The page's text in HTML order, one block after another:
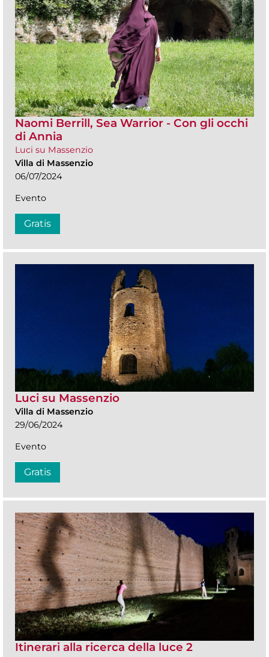
Naomi Berrill, Sea Warrior - Con gli occhi
di Annia
Luci su Massenzio
Villa di Massenzio
06/07/2024
Evento
Gratis
Luci su Massenzio
Villa di Massenzio
29/06/2024
Evento
Gratis
Itinerari alla ricerca della luce 2